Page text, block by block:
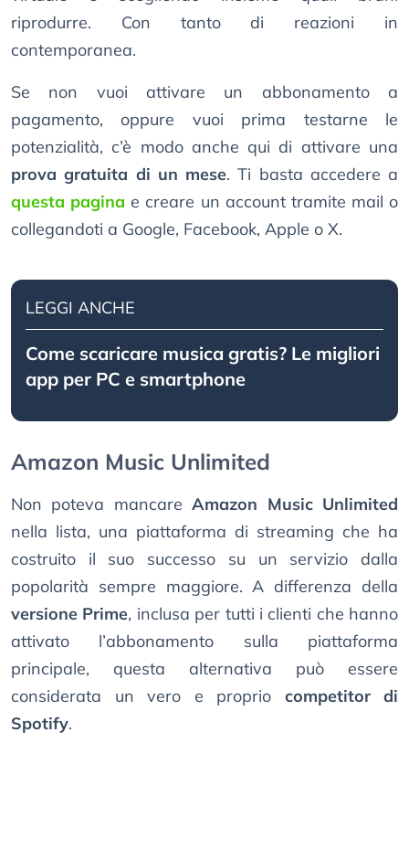
riprodurre. Con tanto di reazioni in
contemporanea.
Se non vuoi attivare un abbonamento a
pagamento, oppure vuoi prima testarne le
potenzialità, c’è modo anche qui di attivare una
prova gratuita di un mese. Ti basta accedere a
questa pagina e creare un account tramite mail o
collegandoti a Google, Facebook, Apple o X.
LEGGI ANCHE
Come scaricare musica gratis? Le migliori
app per PC e smartphone
Amazon Music Unlimited
Non poteva mancareAmazon Music Unlimited
nella lista, una piattaforma di streaming che ha
costruito il suo successo su un servizio dalla
popolarità sempre maggiore. A differenza della
versione Prime, inclusa per tutti i clienti che hanno
attivato l’abbonamento sulla piattaforma
principale, questa alternativa può essere
considerata un vero e proprio competitor di
Spotify.